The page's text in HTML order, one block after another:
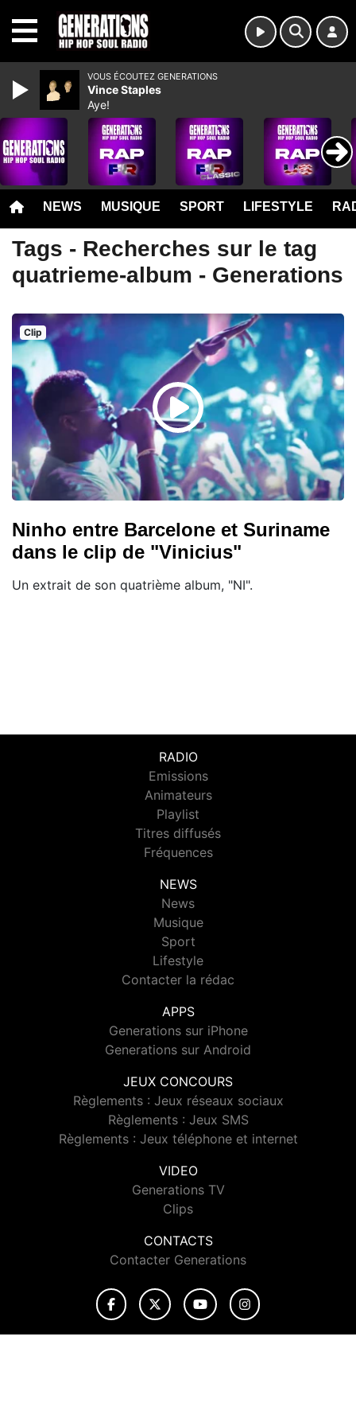
NEWS MUSIQUE SPORT LIFESTYLE
Tags - Recherches sur le tag
quatrieme-album - Generations
Clip
Ninho entre Barcelone et Suriname
dans le clip de "Vinicius"
Un extrait de son quatrième album, "NI".
RADIO
Emissions
Animateurs
Playlist
Titres diffusés
Fréquences
NEWS
News
Musique
Sport
Lifestyle
Contacter la rédac
APPS
Generations sur iPhone
Generations sur Android
JEUX CONCOURS
Règlements : Jeux réseaux sociaux
Règlements : Jeux SMS
Règlements : Jeux téléphone et internet
VIDEO
Generations TV
Clips
CONTACTS
Contacter Generations
VOUS ÉCOUTEZ GENERATIONS
Vince Staples
Aye!